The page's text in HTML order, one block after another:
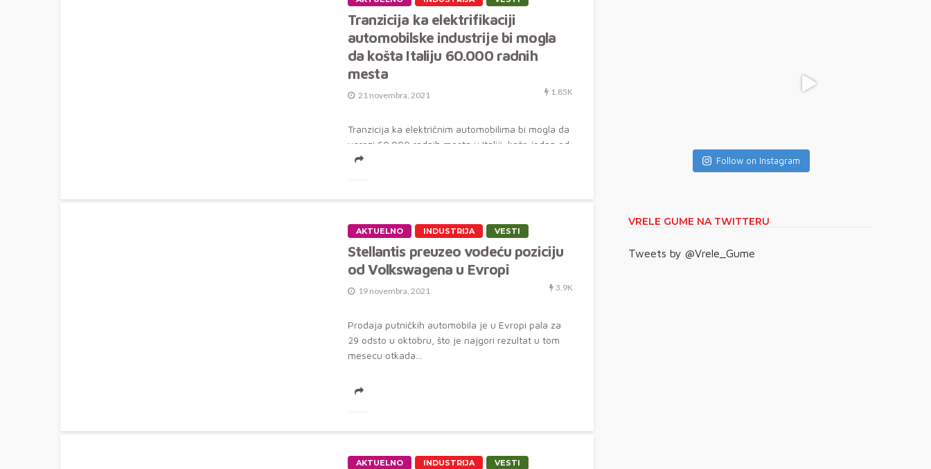
Tranzicija ka elektrifikaciji
automobilske industrije bi mogla
da košta Italiju 60.000 radnih
mesta
21 novembra, 2021 1.85K
Tranzicija ka električnim automobilima bi mogla da
ugrozi 60.000 radnih mesta u Italiji, kaže jedan od
najuticajnih sindikata, apelujući na...
AKTUELNO INDUSTRIJA VESTI
Stellantis preuzeo vodeću poziciju
od Volkswagena u Evropi
19 novembra, 2021 3.9K
Prodaja putničkih automobila je u Evropi pala za
29 odsto u oktobru, što je najgori rezultat u tom
mesecu otkada...
AKTUELNO INDUSTRIJA VESTI
Follow on Instagram
VRELE GUME NA TWITTERU
Tweets by @Vrele_Gume